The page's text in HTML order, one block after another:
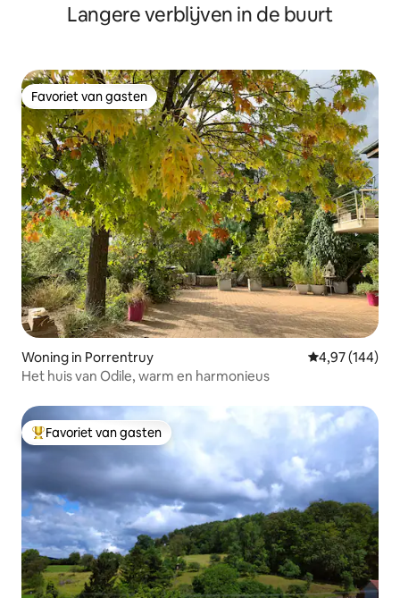
Langere verblijven in de buurt
Favoriet van gasten
Favoriet van gasten
Woning in Porrentruy Gemiddelde
4,97 (144)
Het huis van Odile, warm en harmonieus
Topfavoriet van gasten
Favoriet van gasten